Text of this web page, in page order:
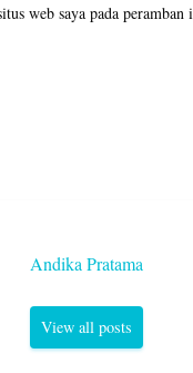
web saya pada
Andika Pratama
View all posts